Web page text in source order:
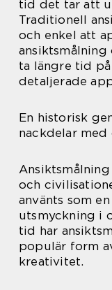
tid det tar att
Traditionell
och enkel att
ta längre tid
detaljerade
En historisk
nackdelar med
och
använts som
utsmyckning i
tid har
populär form
kreativitet.